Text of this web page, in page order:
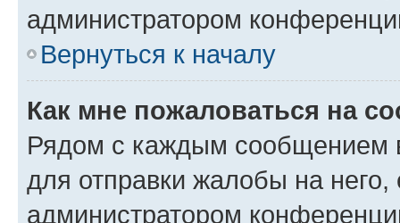
администратором
Вернуться к началу
Как мне пожаловаться на
Рядом с каждым сообщением
для отправки жалобы на
администратором